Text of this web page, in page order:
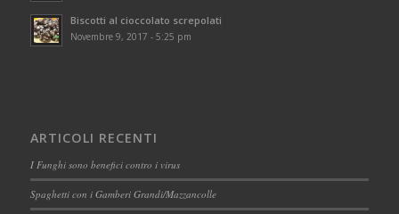
Biscotti al cioccolato screpolati
Novembre 9, 2017 - 5:25 pm
ARTICOLI RECENTI
I Funghi sono benefici contro i virus
Spaghetti con i Gamberi Grandi/Mazzancolle